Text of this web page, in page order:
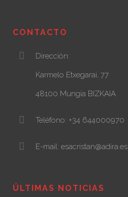
CONTACTO
Dirección:
Karmelo Etxegarai, 77
48100 Mungia BIZKAIA
Teléfono: +34 644000970
E-mail: esacristan@adira.es
ÚLTIMAS NOTICIAS